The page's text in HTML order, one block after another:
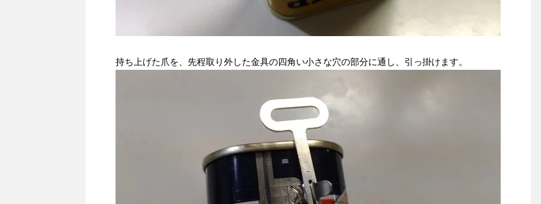
持ち上げた爪を、先程取り外した金具の四角い小さな穴の部分に通し、引っ掛けます。